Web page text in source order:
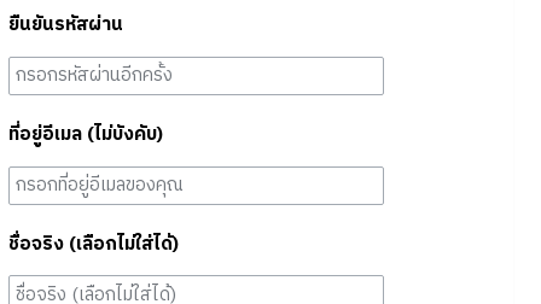
ยืนยันรหัสผ่าน
ที่อยู่อีเมล (ไม่บังคับ)
ชื่อจริง (เลือกไม่ใส่ได้)